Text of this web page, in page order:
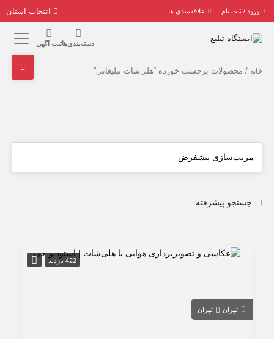
ورود / ثبت نام علاقه‌مندی ها
دسته‌بندی‌هاثبت آگهی
خانه / محصولات برچسب خورده “هلی‌شات تبلیغاتی”
جستجو پیشرفته
422 بازدید
تهران تهران